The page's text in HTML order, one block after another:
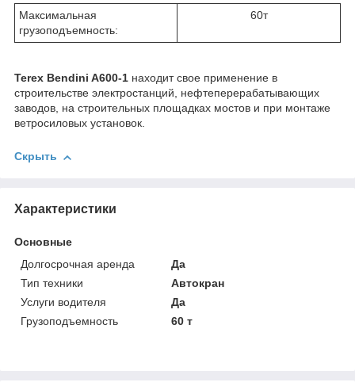
Максимальная
грузоподъемность:
60т
Terex Bendini A600-1 находит свое применение в
строительстве электростанций, нефтеперерабатывающих
заводов, на строительных площадках мостов и при монтаже
ветросиловых установок.
Скрыть
Характеристики
Основные
Долгосрочная аренда
Да
Тип техники
Автокран
Услуги водителя
Да
Грузоподъемность
60 т